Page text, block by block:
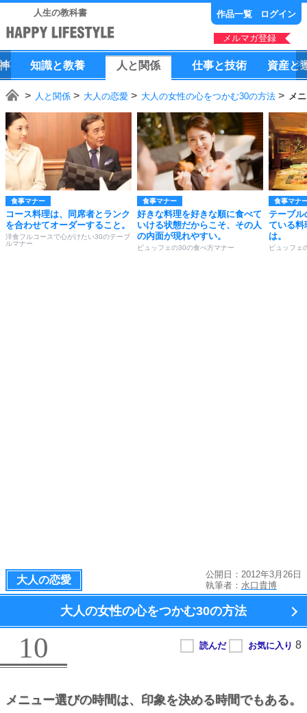
人生の教科書 作品一覧 ログイン
メルマガ登録
知識と教養 人 と 関係 仕事と技術 資産と
人と関係 大人の恋愛 大人の女性の心をつかむ30の方法 メ
食事マナー
コース料理は、同席者とランク
を合わせてオーダーすること。
洋食フルコースで心がけたい30のテーブ
ルマナー
食事マナー
好きな料理を好きな順に食べて
いける状態だからこそ、その人
の内面が現れやすい。
ビュッフェの30の食べ方マナー
食事マナ
テーブル
ている料
は。
ビュッフェ
大人の恋愛
公開日：2012年3月26日
執筆者： 水口貴博
大人の女性の心をつかむ30の方法
10
メニュー選びの時間は、 印象を決める時間でもある。